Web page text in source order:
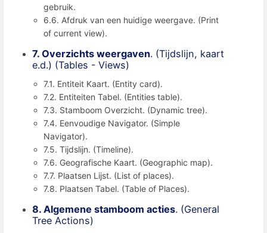
gebruik.
6.6. Afdruk van een huidige weergave. (Print
of current view).
7. Overzichts weergaven. (Tijdslijn, kaart
e.d.) (Tables - Views)
7.1. Entiteit Kaart. (Entity card).
7.2. Entiteiten Tabel. (Entities table).
7.3. Stamboom Overzicht. (Dynamic tree).
7.4. Eenvoudige Navigator. (Simple
Navigator).
7.5. Tijdslijn. (Timeline).
7.6. Geografische Kaart. (Geographic map).
7.7. Plaatsen Lijst. (List of places).
7.8. Plaatsen Tabel. (Table of Places).
8. Algemene stamboom acties. (General
Tree Actions)